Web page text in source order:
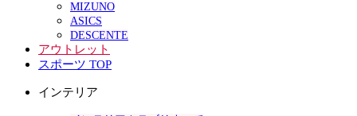
MIZUNO
ASICS
DESCENTE
アウトレット
スポーツ TOP
インテリア